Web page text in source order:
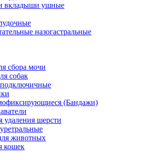
вкладыши ушные
назогастральные
сбора мочи
собак
(Бандажи)
удаления шерсти
животных
кошек